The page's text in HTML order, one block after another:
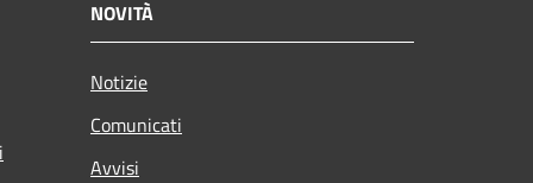
NOVITÀ
Notizie
Comunicati
Avvisi